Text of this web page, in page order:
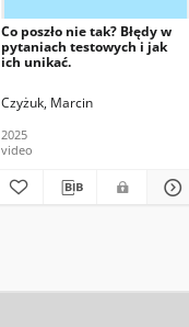
Co poszło nie tak? Błędy w
pytaniach testowych i jak
ich unikać.
Czyżuk, Marcin
2025
video